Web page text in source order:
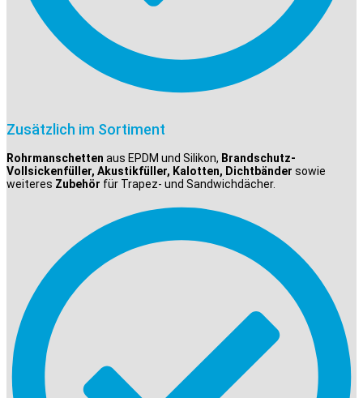
Zusätzlich im Sortiment
Rohrmanschetten aus EPDM und Silikon, Brandschutz-
Vollsickenfüller, Akustikfüller, Kalotten, Dichtbänder sowie
weiteres Zubehör für Trapez- und Sandwichdächer.